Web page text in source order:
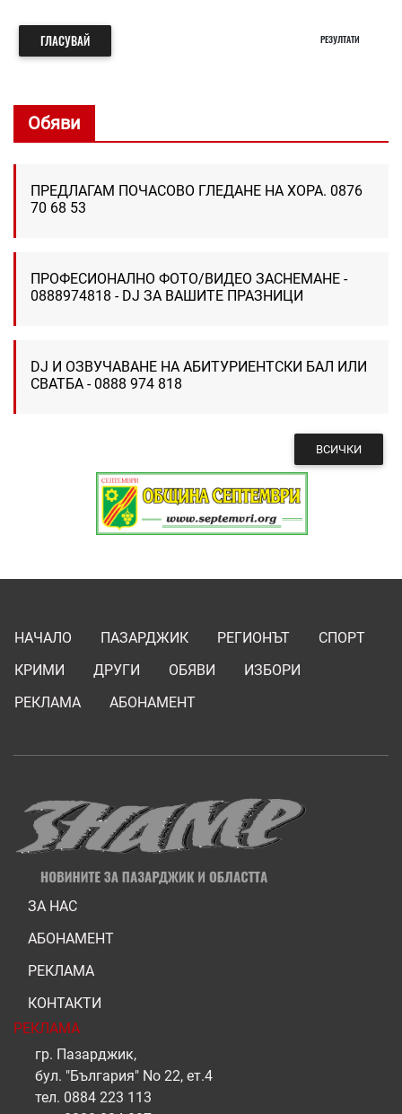
ГЛАСУВАЙ РЕЗУЛТАТИ
Обяви
ПРЕДЛАГАМ ПОЧАСОВО ГЛЕДАНЕ НА ХОРА. 0876
70 68 53
ПРОФЕСИОНАЛНО ФОТО/ВИДЕО ЗАСНЕМАНЕ -
0888974818 - DJ ЗА ВАШИТЕ ПРАЗНИЦИ
DJ И ОЗВУЧАВАНЕ НА АБИТУРИЕНТСКИ БАЛ ИЛИ
СВАТБА - 0888 974 818
ВСИЧКИ
НАЧАЛО ПАЗАРДЖИК РЕГИОНЪТ
СПОРТ
КРИМИ
ДРУГИ ОБЯВИ
ИЗБОРИ
РЕКЛАМА
АБОНАМЕНТ
ЗА НАС
АБОНАМЕНТ
РЕКЛАМА
КОНТАКТИ
РЕКЛАМА
гр. Пазарджик,
бул. "България" No 22, ет.4
тел. 0884 223 113